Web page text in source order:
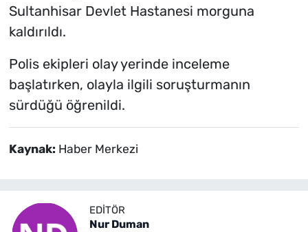
Sultanhisar Devlet Hastanesi morguna
kaldırıldı.
Polis ekipleri olay yerinde inceleme
başlatırken, olayla ilgili soruşturmanın
sürdüğü öğrenildi.
Kaynak: Haber Merkezi
EDITÖR
Nur Duman